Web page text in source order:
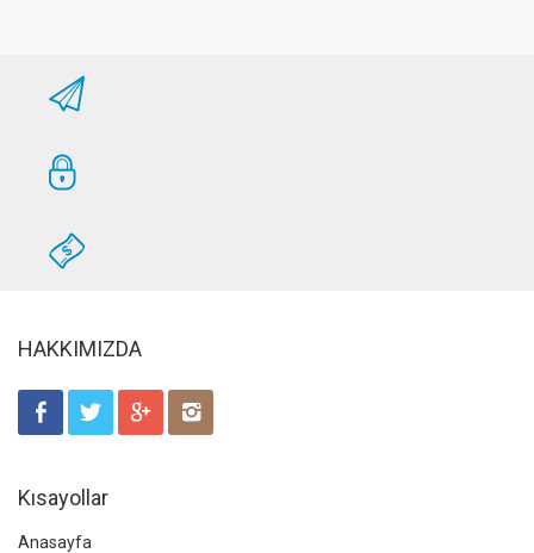
HAKKIMIZDA
Kısayollar
Anasayfa